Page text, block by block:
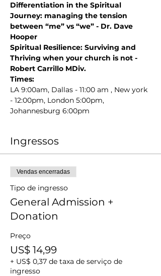
Differentiation in the Spiritual
Journey: managing the tension
between “me” vs “we” - Dr. Dave
Hooper
Spiritual Resilience: Surviving and
Thriving when your church is not -
Robert Carrillo MDiv.
Times:
LA 9:00am, Dallas - 11:00 am , New york
- 12:00pm, London 5:00pm,
Johannesburg 6:00pm
Ingressos
Vendas encerradas
Tipo de ingresso
General Admission +
Donation
Preço
US$ 14,99
+ US$ 0,37 de taxa de serviço de
ingresso